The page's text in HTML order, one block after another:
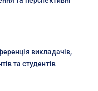
викладачів,
та студентів